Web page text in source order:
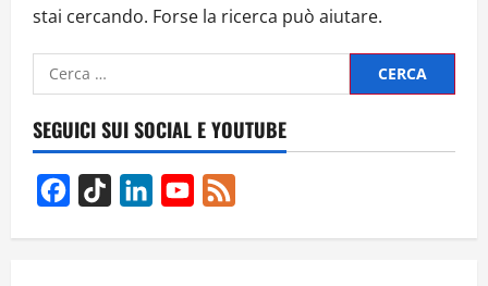
stai cercando. Forse la ricerca può aiutare.
Ricerca
per:
SEGUICI SUI SOCIAL E YOUTUBE
Facebook
TikTok LinkedInYouTube